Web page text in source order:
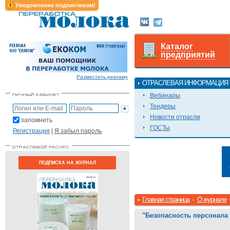
Уведомление подписчикам!
Разместить рекламу
запомнить
Регистрация | Я забыл пароль
ПОДПИСКА НА ЖУРНАЛ
Каталог
предприятий
ОТРАСЛЕВАЯ ИНФОРМАЦИЯ
Вебинары
Тендеры
Новости отрасли
ГОСТы
Главная страница О журнале
"Безопасность